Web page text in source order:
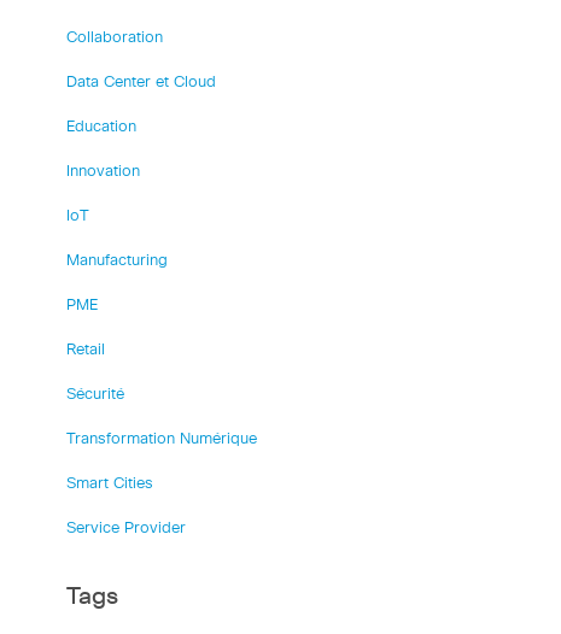
Collaboration
Data Center et Cloud
Education
Innovation
IoT
Manufacturing
PME
Retail
Sécurité
Transformation Numérique
Smart Cities
Service Provider
Tags